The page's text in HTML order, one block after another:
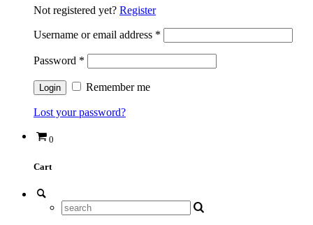
Not registered yet? Register
Username or email address *
Password *
Remember me
Lost your password?
0
Cart